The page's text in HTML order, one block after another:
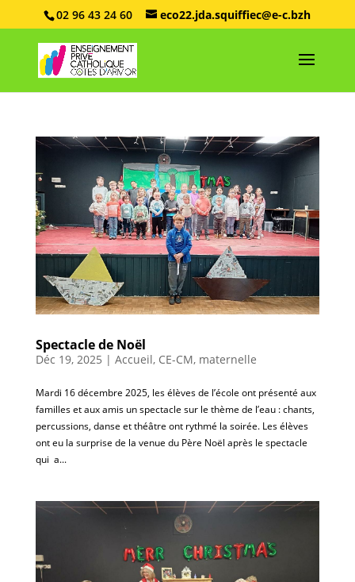
02 96 43 24 60 eco22.jda.squiffiec@e-c.bzh
Spectacle de Noël
Déc 19, 2025 | Accueil, CE-CM, maternelle
Mardi 16 décembre 2025, les élèves de l’école ont présenté aux
familles et aux amis un spectacle sur le thème de l’eau : chants,
percussions, danse et théâtre ont rythmé la soirée. Les élèves
ont eu la surprise de la venue du Père Noël après le spectacle
qui a...